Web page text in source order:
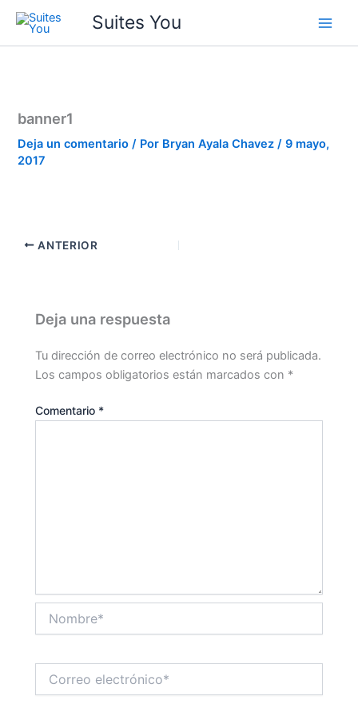
contenido
contenido
Suites You
banner1
Deja un comentario / Por Bryan Ayala Chavez/9 mayo,
2017
ANTERIOR
Deja una respuesta
Tu dirección de correo electrónico no será publicada.
Los campos obligatorios están marcados con *
Comentario *
electrónico*